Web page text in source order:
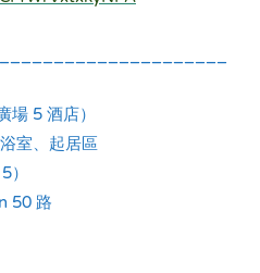
5 酒店）
室、起居區
50 路